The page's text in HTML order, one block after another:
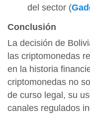
del sector​ (
Conclusión
La decisión de
las criptomonedas
en la historia
criptomonedas no
de curso legal, su
canales regulados